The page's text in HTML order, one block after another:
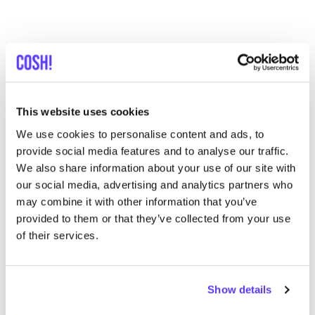
This website uses cookies
We use cookies to personalise content and ads, to
provide social media features and to analyse our traffic.
We also share information about your use of our site with
our social media, advertising and analytics partners who
may combine it with other information that you’ve
provided to them or that they’ve collected from your use
of their services.
Show details